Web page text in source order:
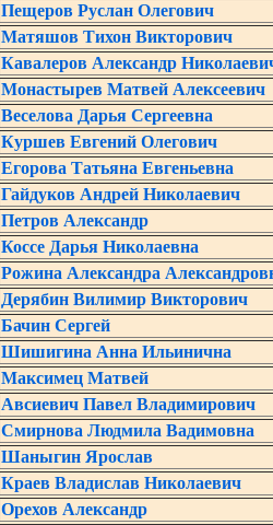
Пещеров Руслан Олегович
Матяшов Тихон Викторович
Кавалеров Александр
Монастырев Матвей Алексеевич
Веселова Дарья Сергеевна
Куршев Евгений Олегович
Егорова Татьяна Евгеньевна
Гайдуков Андрей Николаевич
Петров Александр
Коссе Дарья Николаевна
Рожина Александра
Дерябин Вилимир Викторович
Бачин Сергей
Шишигина Анна Ильинична
Максимец Матвей
Авсиевич Павел Владимирович
Смирнова Людмила Вадимовна
Шаныгин Ярослав
Краев Владислав Николаевич
Орехов Александр